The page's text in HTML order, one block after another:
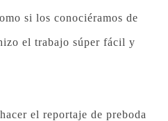
si los conociéramos de
el trabajo súper fácil y
el reportaje de preboda